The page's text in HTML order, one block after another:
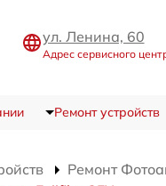
ул. Ленина, 60
Адрес сервисного
Ремонт устройств
Ремонт